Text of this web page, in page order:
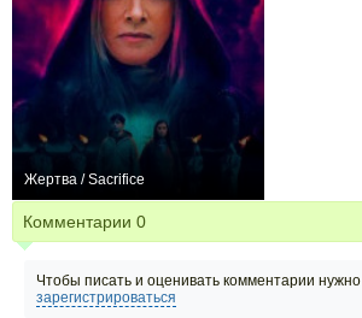
Жертва / Sacrifice
Комментарии 0
Чтобы писать и оценивать комментарии нужно
зарегистрироваться